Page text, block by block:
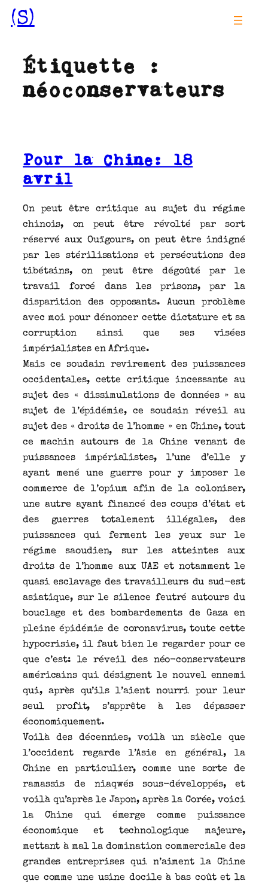
Aller
au
(S)
Étiquette :
néoconservateurs
Pour la Chine: 18
avril
On peut être critique au sujet du régime
chinois, on peut être révolté par sort
réservé aux Ouïgours, on peut être indigné
par les stérilisations et persécutions des
tibétains, on peut être dégoûté par le
travail forcé dans les prisons, par la
disparition des opposants. Aucun problème
avec moi pour dénoncer cette dictature et sa
corruption ainsi que ses visées
impérialistes en Afrique.
Mais ce soudain revirement des puissances
occidentales, cette critique incessante au
sujet des « dissimulations de données » au
sujet de l’épidémie, ce soudain réveil au
sujet des « droits de l’homme » en Chine, tout
ce machin autours de la Chine venant de
puissances impérialistes, l’une d’elle y
ayant mené une guerre pour y imposer le
commerce de l’opium afin de la coloniser,
une autre ayant financé des coups d’état et
des guerres totalement illégales, des
puissances qui ferment les yeux sur le
régime saoudien, sur les atteintes aux
droits de l’homme aux UAE et notamment le
quasi esclavage des travailleurs du sud-est
asiatique, sur le silence feutré autours du
bouclage et des bombardements de Gaza en
pleine épidémie de coronavirus, toute cette
hypocrisie, il faut bien le regarder pour ce
que c’est: le réveil des néo-conservateurs
américains qui désignent le nouvel ennemi
qui, après qu’ils l’aient nourri pour leur
seul profit, s’apprête à les dépasser
économiquement.
Voilà des décennies, voilà un siècle que
l’occident regarde l’Asie en général, la
Chine en particulier, comme une sorte de
ramassis de niaqwés sous-développés, et
voilà qu’après le Japon, après la Corée, voici
la Chine qui émerge comme puissance
économique et technologique majeure,
mettant à mal la domination commerciale des
grandes entreprises qui n’aiment la Chine
que comme une usine docile à bas coût et la